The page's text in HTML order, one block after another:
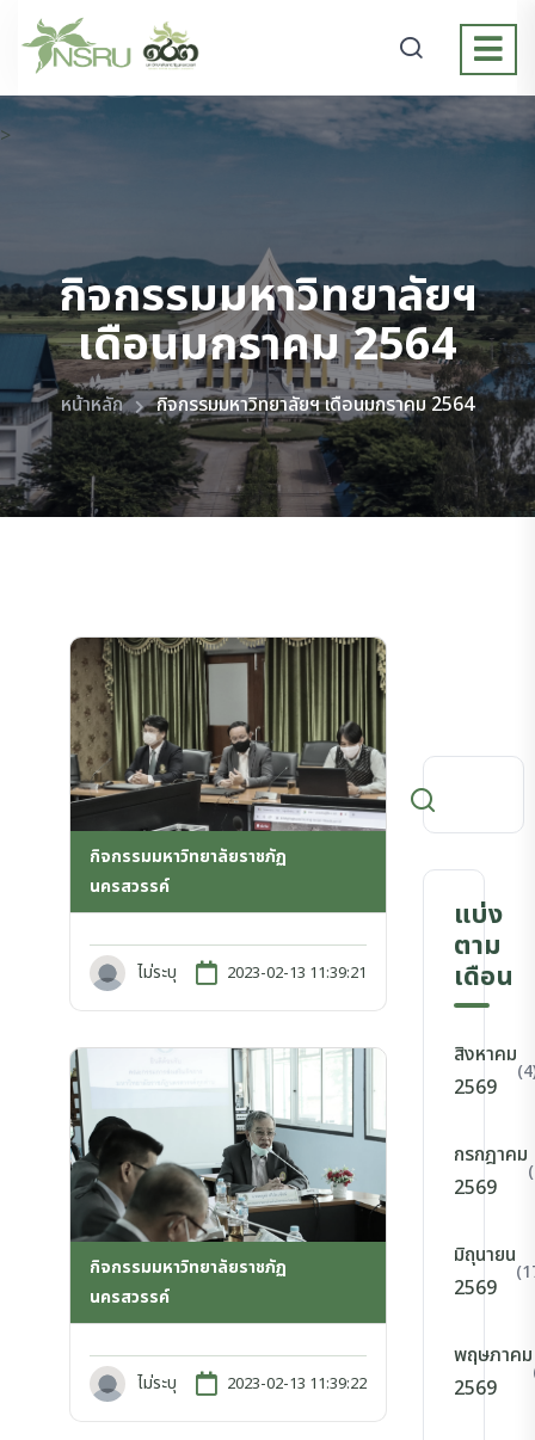
>
กิจกรรมมหาวิทยาลัยฯ
เดือนมกราคม 2564
หน้าหลัก กิจกรรมมหาวิทยาลัยฯ เดือนมกราคม 2564
กิจกรรมมหาวิทยาลัยราชภัฏ
นครสวรรค์
ไม่ระบุ 2023-02-13 11:39:21
กิจกรรมมหาวิทยาลัยราชภัฏ
นครสวรรค์
ไม่ระบุ 2023-02-13 11:39:22
แบ่ง
ตาม
เดือน
สิงหาคม
2569
กรกฎาคม
2569
มิถุนายน
2569
พฤษภาคม
2569